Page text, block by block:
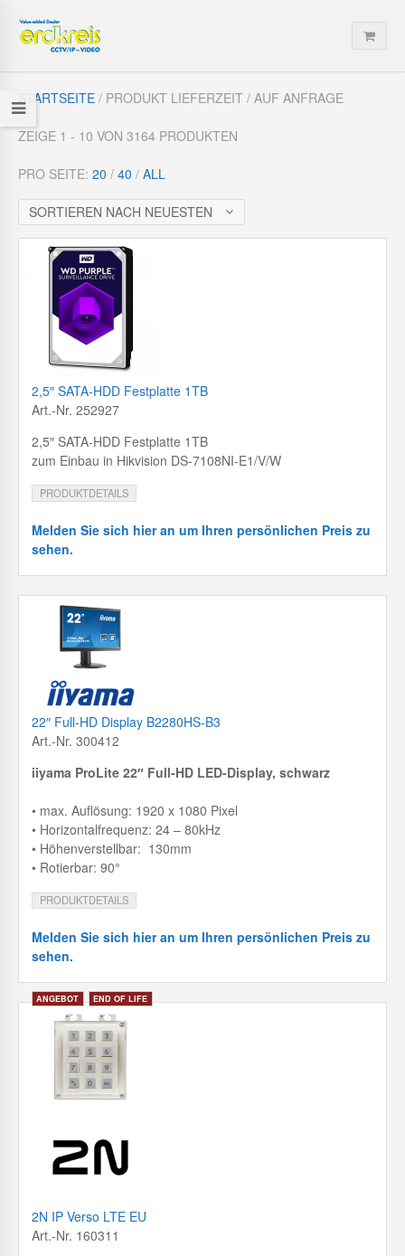
STARTSEITE / PRODUKT LIEFERZEIT / AUF ANFRAGE
ZEIGE 1 - 10 VON 3164 PRODUKTEN
PRO SEITE: 20 / 40 / ALL
SORTIEREN NACH NEUESTEN
2,5″ SATA-HDD Festplatte 1TB
Art.-Nr. 252927
2,5″ SATA-HDD Festplatte 1TB
zum Einbau in Hikvision DS-7108NI-E1/V/W
PRODUKTDETAILS
Melden Sie sich hier an um Ihren persönlichen Preis zu
sehen.
22″ Full-HD Display B2280HS-B3
Art.-Nr. 300412
iiyama ProLite 22″ Full-HD LED-Display, schwarz
• max. Auflösung: 1920 x 1080 Pixel
• Horizontalfrequenz: 24 – 80kHz
• Höhenverstellbar: 130mm
• Rotierbar: 90°
PRODUKTDETAILS
Melden Sie sich hier an um Ihren persönlichen Preis zu
sehen.
2N IP Verso LTE EU
Art.-Nr. 160311